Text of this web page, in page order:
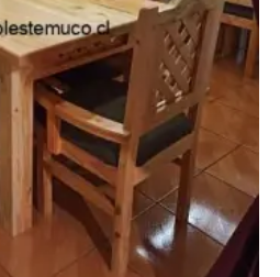
RACK
SILLAS
TOCADORES
VELADORES
instagram